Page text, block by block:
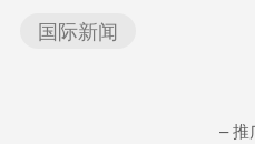
国际新闻
– 推